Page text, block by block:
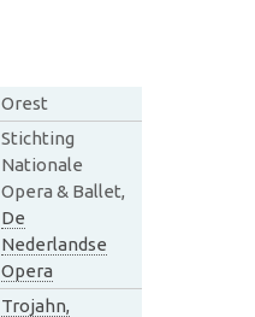
Orest
Stichting
Nationale
Opera & Ballet,
De
Nederlandse
Opera
Trojahn,